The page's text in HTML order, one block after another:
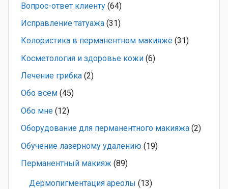
Вопрос-ответ клиенту (64)
Исправление татуажа (31)
Колористика в перманентном макияже (31)
Косметология и здоровье кожи (6)
Лечение грибка (2)
Обо всём (45)
Обо мне (12)
Оборудование для перманентного макияжа (2)
Обучение лазерному удалению (19)
Перманентный макияж (89)
Дермопигментация ареолы (13)